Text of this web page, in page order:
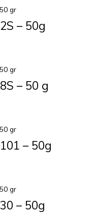
gr
– 50g
gr
– 50 g
gr
– 50g
gr
– 50g